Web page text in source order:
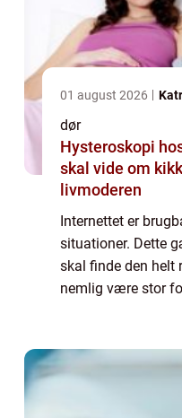
01 august 2026
dør
Hysteroskopi
skal vide om
livmoderen
Internettet er
situationer. Dette
skal finde den helt
nemlig være stor